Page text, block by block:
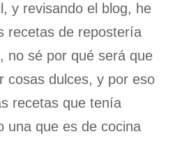
y revisando el blog, he
recetas de repostería
no sé por qué será que
cosas dulces, y por eso
recetas que tenía
una que es de cocina